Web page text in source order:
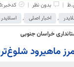
بدون نظر
کدخبر:112695
, اخبار اصلی , اسلایدر
خراسان جنوبی
ماهیرود